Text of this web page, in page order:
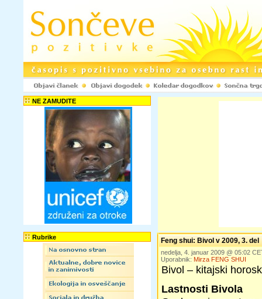
NE ZAMUDITE
Rubrike Feng shui: Bivol v 2009, 3. del
nedelja, 4. januar 2009 @ 05:02
Uporabnik: Mirza FENG SHUI
Bivol – kitajski
Lastnosti Bivola